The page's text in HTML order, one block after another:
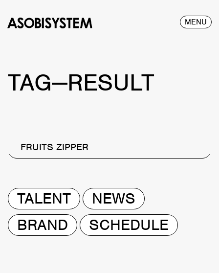
MENU
TAG—RESULT
FRUITS ZIPPER
TALENT
NEWS
BRAND
SCHEDULE